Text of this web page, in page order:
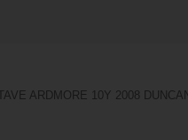
ARDMORE 10Y 2008